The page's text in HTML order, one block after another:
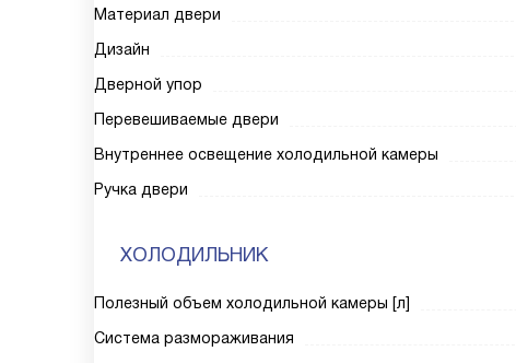
Материал двери
Дизайн
Дверной упор
Перевешиваемые двери
Внутреннее освещение холодильной камеры
Ручка двери
ХОЛОДИЛЬНИК
Полезный объем холодильной камеры [л]
Система размораживания